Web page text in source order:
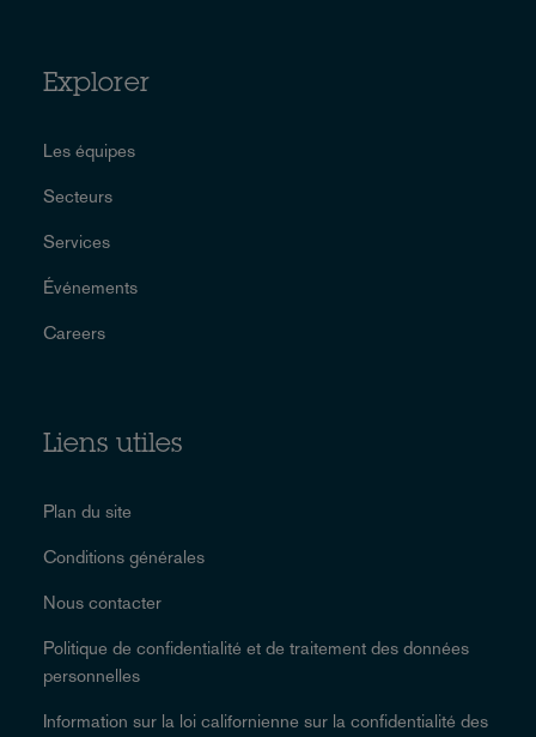
Explorer
Les équipes
Secteurs
Services
Événements
Careers
Liens utiles
Plan du site
Conditions générales
Nous contacter
Politique de confidentialité et de traitement des données
personnelles
Information sur la loi californienne sur la confidentialité des